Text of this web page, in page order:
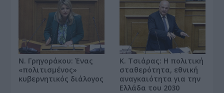
Ν. Γρηγοράκου: Ένας
«πολιτισμένος»
κυβερνητικός διάλογος
Κ. Τσιάρας: Η πολιτική
σταθερότητα, εθνική
αναγκαιότητα για την
Ελλάδα του 2030